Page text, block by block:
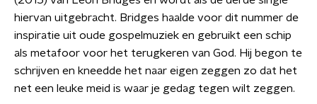
hiervan uitgebracht. Bridges haalde voor dit nummer de
inspiratie uit oude gospelmuziek en gebruikt een schip
als metafoor voor het terugkeren van God. Hij begon te
schrijven en kneedde het naar eigen zeggen zo dat het
net een leuke meid is waar je gedag tegen wilt zeggen.